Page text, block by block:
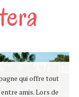
qui offre tout
amis. Lors de